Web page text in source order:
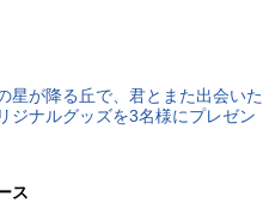
星が降る丘で、君とまた出会いた
ジナルグッズを3名様にプレゼン
ス